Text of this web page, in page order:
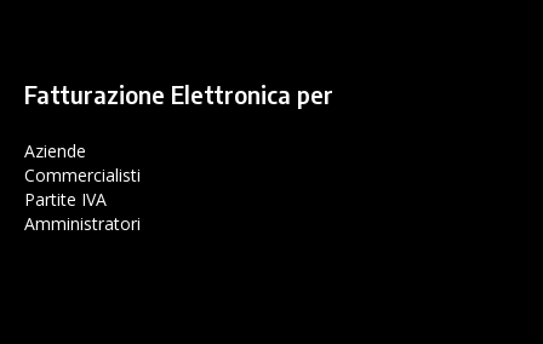
Fatturazione Elettronica per
Aziende
Commercialisti
Partite IVA
Amministratori